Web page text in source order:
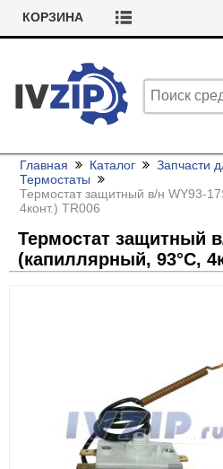
КОРЗИНА
Главная Каталог
Запчасти
Термостаты
Термостат защитный в/н WY93-
4конт.) TR006
Термостат защитный
(капиллярный, 93°C,